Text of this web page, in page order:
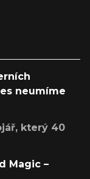
neumíme
který 40
Magic –